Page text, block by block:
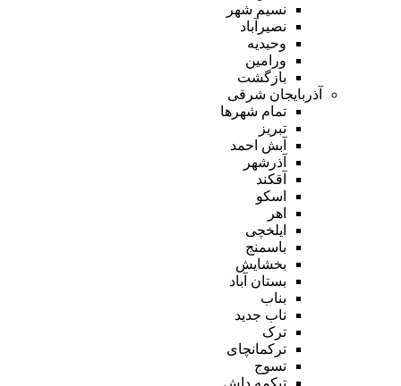
نسیم شهر
نصیرآباد
وحیدیه
ورامین
بازگشت
آذربایجان شرقی
تمام شهر‌ها
تبریز
آبش احمد
آذرشهر
آقکند
اسکو
اهر
ایلخچی
باسمنج
بخشایش
بستان آباد
بناب
ناب جدید
ترک
ترکمانچای
تسوج
تیکمه داش